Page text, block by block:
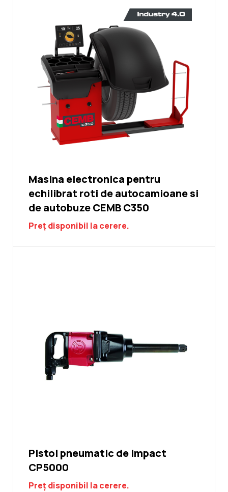
Masina electronica pentru
echilibrat roti de autocamioane si
de autobuze CEMB C350
Preț disponibil la cerere.
Pistol pneumatic de impact
CP5000
Preț disponibil la cerere.